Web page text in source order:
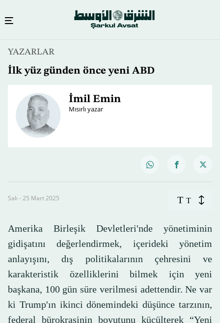
YAZARLAR
İlk yüz günden önce yeni ABD
İmil Emin
Mısırlı yazar
Salı - 25 Mart 2025 T T
Amerika Birleşik Devletleri'nde yönetiminin
gidişatını değerlendirmek, içerideki yönetim
anlayışını, dış politikalarının çehresini ve
karakteristik özelliklerini bilmek için yeni
başkana, 100 gün süre verilmesi adettendir. Ne var
ki Trump'ın ikinci dönemindeki düşünce tarzının,
federal bürokrasinin boyutunu küçülterek “Yeni